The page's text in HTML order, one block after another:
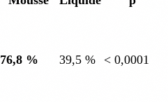
76,8 % 39,5 % < 0,0001